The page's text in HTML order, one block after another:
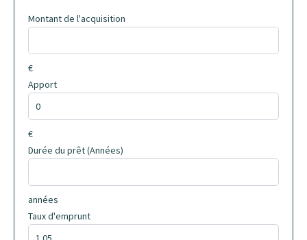
Montant de l'acquisition
€
Apport
€
Durée du prêt (Années)
années
Taux d'emprunt